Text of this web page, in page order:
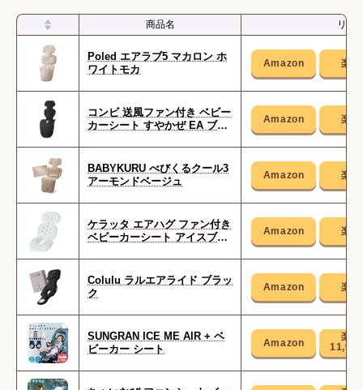
商品名 リン
Poled エアラブ5 マカロン ホ
ワイトモカ
コンビ 送風ファン付き ベビー
カーシート すやかぜ EA ブラ
BABYKURU べびくるクール3
アーモンドベージュ
ケラッタ エアハグ ファン付き
ベビーカーシート アイスブル
Colulu ラルエアライド ブラッ
ク
SUNGRAN ICE ME AIR + ベ
ビーカー シート